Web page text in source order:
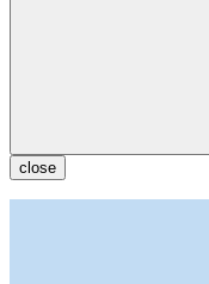
close